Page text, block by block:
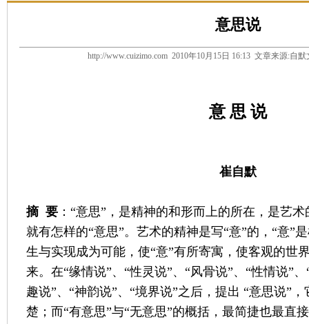
意思说
http://www.cuizimo.com 2010年10月15日 16:13 文章来源:自
意 思 说
崔自默
摘 要 ：“意思”，是精神的和形而上的所在，是艺
就有怎样的“意思”。艺术的精神是写“意”的，“意”
生与实现成为可能，使“意”有所寄寓，使客观的世
来。在“缘情说”、“性灵说”、“风骨说”、“性情说”
趣说”、“神韵说”、“境界说”之后，提出 “意思说”
楚；而“有意思”与“无意思”的概括，最简捷也最直